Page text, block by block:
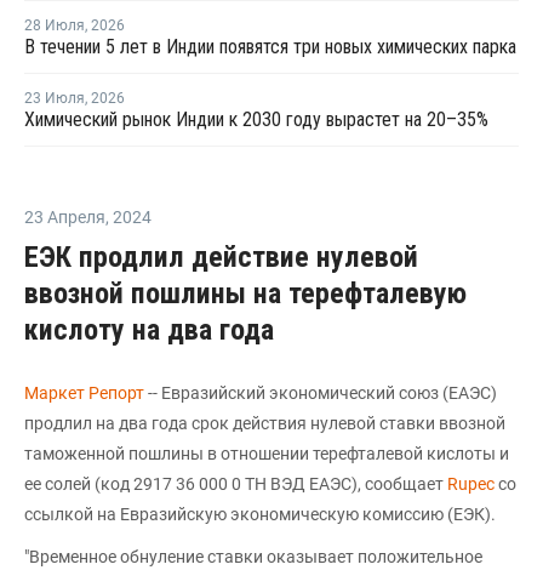
28 Июля, 2026
В течении 5 лет в Индии появятся три новых химических парка
23 Июля, 2026
Химический рынок Индии к 2030 году вырастет на 20–35%
23 Апреля, 2024
ЕЭК продлил действие нулевой
ввозной пошлины на терефталевую
кислоту на два года
Маркет Репорт-- Евразийский экономический союз (ЕАЭС)
продлил на два года срок действия нулевой ставки ввозной
таможенной пошлины в отношении терефталевой кислоты и
ее солей (код 2917 36 000 0 ТН ВЭД ЕАЭС), сообщает Rupecсо
ссылкой на Евразийскую экономическую комиссию (ЕЭК).
"Временное обнуление ставки оказывает положительное